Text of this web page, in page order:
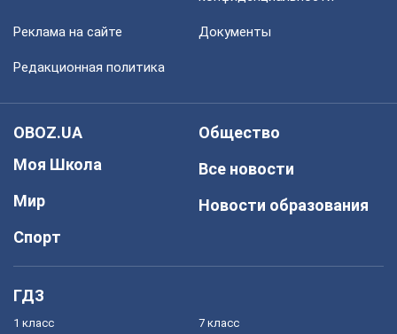
Реклама на сайте Документы
Редакционная политика
OBOZ.UA
Моя Школа
Мир
Спорт
Общество
Все новости
Новости образования
ГДЗ
1 класс 7 класс